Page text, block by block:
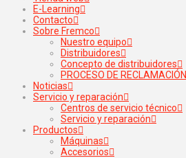
E-Learning
Contacto
Sobre Fremco
Nuestro equipo
Distribuidores
Concepto de distribuidores
PROCESO DE RECLAMACIÓN
Noticias
Servicio y reparación
Centros de servicio técnico
Servicio y reparación
Productos
Máquinas
Accesorios